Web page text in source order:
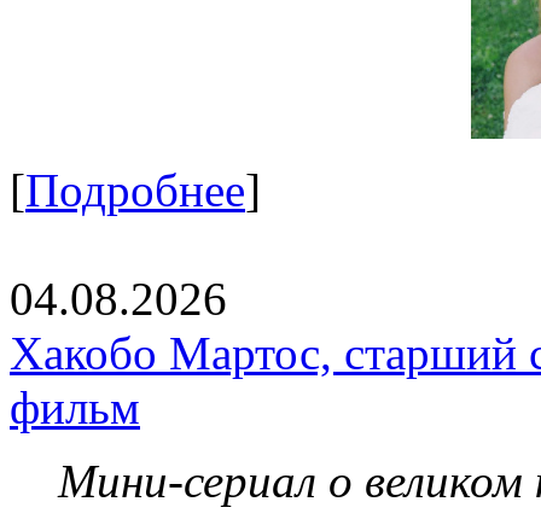
[Подробнее]
04.08.2026
Хакобо Мартос, старший
фильм
Мини-сериал о великом